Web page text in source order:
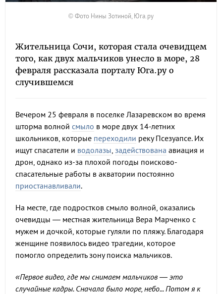
© Фото Нины Зотиной, Юга.ру
Жительница Сочи, которая стала очевидцем
того, как двух мальчиков унесло в море, 28
февраля рассказала порталу Юга.ру о
случившемся
Вечером 25 февраля в поселке Лазаревском во время
шторма волной смыло в море двух 14-летних
школьников, которые переходили реку Псезуапсе. Их
ищут спасатели и водолазы, задействована авиация и
дрон, однако из-за плохой погоды поисково-
спасательные работы в акватории постоянно
приостанавливали.
На месте, где подростков смыло волной, оказались
очевидцы — местная жительница Вера Марченко с
мужем и дочкой, которые гуляли по пляжу. Благодаря
женщине появилось видео трагедии, которое
помогло определить зону поиска мальчиков.
«Первое видео, где мы снимаем мальчиков — это
случайные кадры. Сначала было море, небо... Потом я к